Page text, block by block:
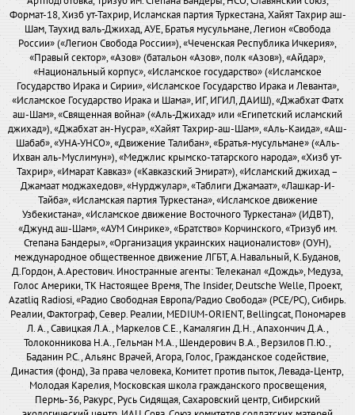
Формат-18, Хизб ут-Тахрир, Исламская партия Туркестана, Хайят Тахрир аш-
Шам, Таухид валь-Джихад, АУЕ, Братья мусульмане, Легион «Свобода
России» («Легион Свобода России»), «Чеченская Республика Ичкерия»,
«Правый сектор», «Азов» (батальон «Азов», полк «Азов»), «Айдар»,
«Национальный корпус», «Исламское государство» («Исламское
Государство Ирака и Сирии», «Исламское Государство Ирака и Леванта»,
«Исламское Государство Ирака и Шама», ИГ, ИГИЛ, ДАИШ), «Джабхат Фатх
аш-Шам», «Священная война» («Аль-Джихад» или «Египетский исламский
джихад»), «Джабхат ан-Нусра», «Хайят Тахрир-аш-Шам», «Аль-Каида», «Аш-
Шабаб», «УНА-УНСО», «Движение Талибан», «Братья-мусульмане» («Аль-
Ихван аль-Муслимун»), «Меджлис крымско-татарского народа», «Хизб ут-
Тахрир», «Имарат Кавказ» («Кавказский Эмират»), «Исламский джихад –
Джамаат моджахедов», «Нурджулар», «Таблиги Джамаат», «Лашкар-И-
Тайба», «Исламская партия Туркестана», «Исламское движение
Узбекистана», «Исламское движение Восточного Туркестана» (ИДВТ),
«Джунд аш-Шам», «АУМ Синрике», «Братство» Корчинского, «Тризуб им.
Степана Бандеры», «Организация украинских националистов» (ОУН),
международное общественное движение ЛГБТ, А.Навальный, К.Буданов,
Д.Гордон, А.Арестович. Иностранные агенты: Телеканал «Дождь», Медуза,
Голос Америки, ТК Настоящее Время, The Insider, Deutsche Welle, Проект,
Azatliq Radiosi, «Радио Свободная Европа/Радио Свобода» (PCE/PC), Сибирь.
Реалии, Фактограф, Север. Реалии, MEDIUM-ORIENT, Bellingcat, Пономарев
Л. А., Савицкая Л.А., Маркелов С.Е., Камалягин Д.Н., Апахончич Д.А.,
Толоконникова Н.А., Гельман М.А., Шендерович В.А., Верзилов П.Ю.,
Баданин Р.С., Альянс Врачей, Агора, Голос, Гражданское содействие,
Династия (фонд), За права человека, Комитет против пыток, Левада-Центр,
Молодая Карелия, Московская школа гражданского просвещения,
Пермь-36, Ракурс, Русь Сидящая, Сахаровский центр, Сибирский